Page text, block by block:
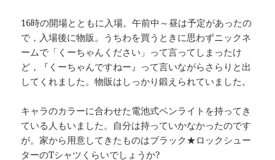
16時の開場とともに入場。午前中～昼は予定があったの
で，入場後に物販。うちわを買うときに思わずニックネ
ームで「くーちゃんください」って言ってしまったけ
ど，『くーちゃんですねー』って言いながらさらりと出
してくれました。物販はしっかり鍛えられていました。
キャラのカラーに合わせた電池式ペンライトを持ってき
ている人もいました。自分は持っていかなかったのです
が。家から用意してきたものはブラック★ロックシュー
ターのTシャツくらいでしょうか?